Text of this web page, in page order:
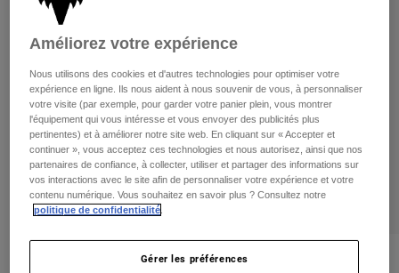
Pants
Goggles
Guards & Protection
Gloves
Jackets & Hydration Vests
Base Layers
Shorts
Pants
Pads & Protection
Jackets
Gloves
Goggles
Base Layers
Pants
Shorts
Tout acheter
Womens
Hats
Améliorez votre expérience
Nous utilisons des cookies et d'autres technologies pour optimiser votre
expérience en ligne. Ils nous aident à nous souvenir de vous, à personnaliser
votre visite (par exemple, pour garder votre panier plein, vous montrer
l'équipement qui vous intéresse et vous envoyer des publicités plus
pertinentes) et à améliorer notre site web. En cliquant sur « Accepter et
continuer », vous acceptez ces technologies et nous autorisez, ainsi que nos
partenaires de confiance, à collecter, utiliser et partager des informations sur
vos interactions avec le site afin de personnaliser votre expérience et votre
contenu numérique. Vous souhaitez en savoir plus ? Consultez notre
politique de confidentialité
Gérer les préférences